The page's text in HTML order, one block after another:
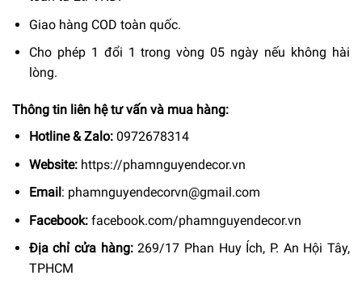
Giao hàng COD toàn quốc.
Cho phép 1 đổi 1 trong vòng 05 ngày nếu không hài
lòng.
Thông tin liên hệ tư vấn và mua hàng:
Hotline & Zalo: 0972678314
Website: https://phamnguyendecor.vn
Email: phamnguyendecorvn@gmail.com
Facebook: facebook.com/phamnguyendecor.vn
Địa chỉ cửa hàng:269/17 Phan Huy Ích, P. An Hội Tây,
TPHCM